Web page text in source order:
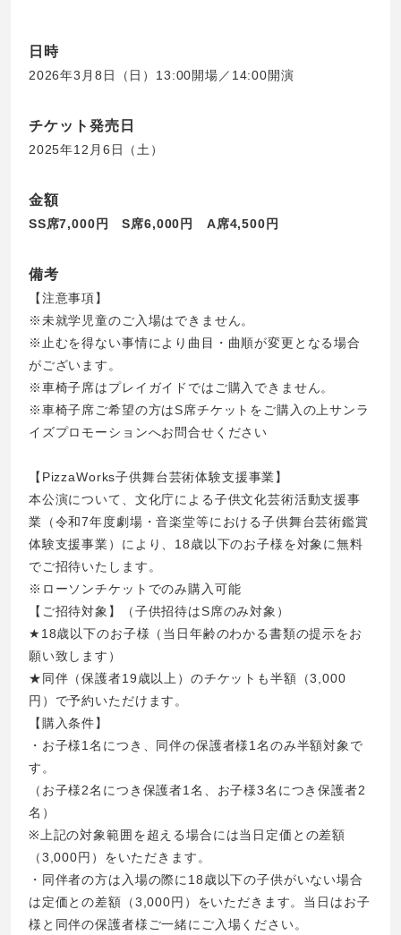
日時
2026年3月8日（日）13:00開場／14:00開演
チケット発売日
2025年12月6日（土）
金額
SS席7,000円 S席6,000円 A席4,500円
備考
【注意事項】
※未就学児童のご入場はできません。
※止むを得ない事情により曲目・曲順が変更となる場合
がございます。
※車椅子席はプレイガイドではご購入できません。
※車椅子席ご希望の方はS席チケットをご購入の上サンラ
イズプロモーションへお問合せください
【PizzaWorks子供舞台芸術体験支援事業】
本公演について、文化庁による子供文化芸術活動支援事
業（令和7年度劇場・音楽堂等における子供舞台芸術鑑賞
体験支援事業）により、18歳以下のお子様を対象に無料
でご招待いたします。
※ローソンチケットでのみ購入可能
【ご招待対象】（子供招待はS席のみ対象）
★18歳以下のお子様（当日年齢のわかる書類の提示をお
願い致します）
★同伴（保護者19歳以上）のチケットも半額（3,000
円）で予約いただけます。
【購入条件】
・お子様1名につき、同伴の保護者様1名のみ半額対象で
す。
（お子様2名につき保護者1名、お子様3名につき保護者2
名）
※上記の対象範囲を超える場合には当日定価との差額
（3,000円）をいただきます。
・同伴者の方は入場の際に18歳以下の子供がいない場合
は定価との差額（3,000円）をいただきます。当日はお子
様と同伴の保護者様ご一緒にご入場ください。